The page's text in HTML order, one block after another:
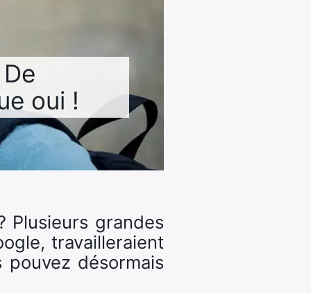
oui !
Plusieurs grandes
travailleraient
désormais